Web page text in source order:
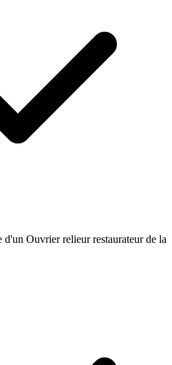
Ouvrier relieur restaurateur de la